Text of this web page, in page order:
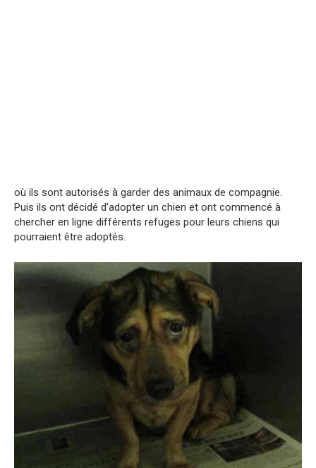
où ils sont autorisés à garder des animaux de compagnie.
Puis ils ont décidé d’adopter un chien et ont commencé à
chercher en ligne différents refuges pour leurs chiens qui
pourraient être adoptés.